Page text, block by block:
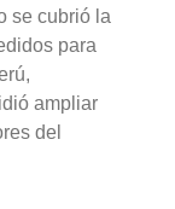
se cubrió la
para
ampliar
del